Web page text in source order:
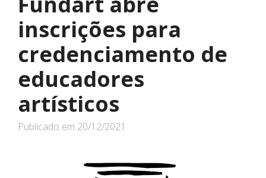
inscrições para
credenciamento de
educadores
artísticos
Publicado em 20/12/2021